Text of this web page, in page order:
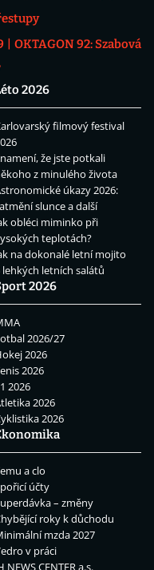
OKTAGON 92: Szabová
2026
filmový festival
že jste potkali
z minulého života
úkazy 2026:
slunce a další
obléci miminko při
teplotách?
na dokonalé letní mojito
lehkých letních salátů
2026
2026/27
2026
2026
2026
2026
2026
a clo
účty
– změny
roky k důchodu
mzda 2027
v práci
NEWS CENTER a.s.